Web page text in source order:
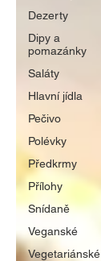
Dezerty
Dipy a
pomazánky
Saláty
Hlavní jídla
Pečivo
Polévky
Předkrmy
Přílohy
Snídaně
Veganské
Vegetariánské